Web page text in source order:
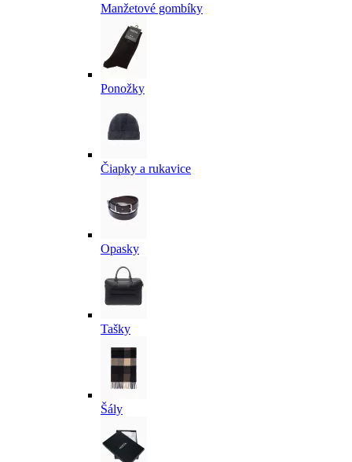
Manžetové gombíky
Ponožky
Čiapky a rukavice
Opasky
Tašky
Šály